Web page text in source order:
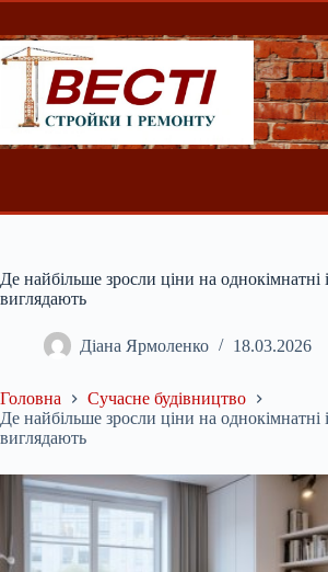
Перейти
вмісту
Де найбільше зросли ціни на однокімнатні
виглядають
Діана Ярмоленко 18.03.2026
Головна
Сучасне будівництво
Де найбільше зросли ціни на однокімнатні
виглядають